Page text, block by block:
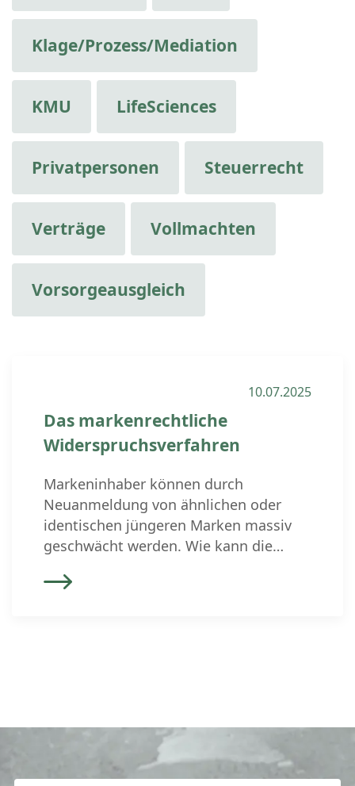
Klage/Prozess/Mediation
KMU LifeSciences
Privatpersonen Steuerrecht
Verträge Vollmachten
Vorsorgeausgleich
10.07.2025
Das markenrechtliche
Widerspruchsverfahren
Markeninhaber können durch
Neuanmeldung von ähnlichen oder
identischen jüngeren Marken massiv
geschwächt werden. Wie kann die
verhindert respektive die potenzielle
seine Marke zu überwachen und zu
verteidigen. Die Markenverteidigung